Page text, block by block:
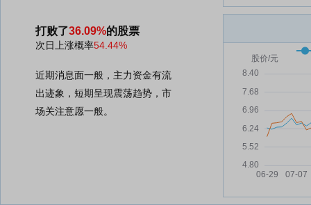
打败了36.09%的股票
次日上涨概率54.44%
近期消息面一般，主力资金有流
出迹象，短期呈现震荡趋势，市
场关注意愿一般。